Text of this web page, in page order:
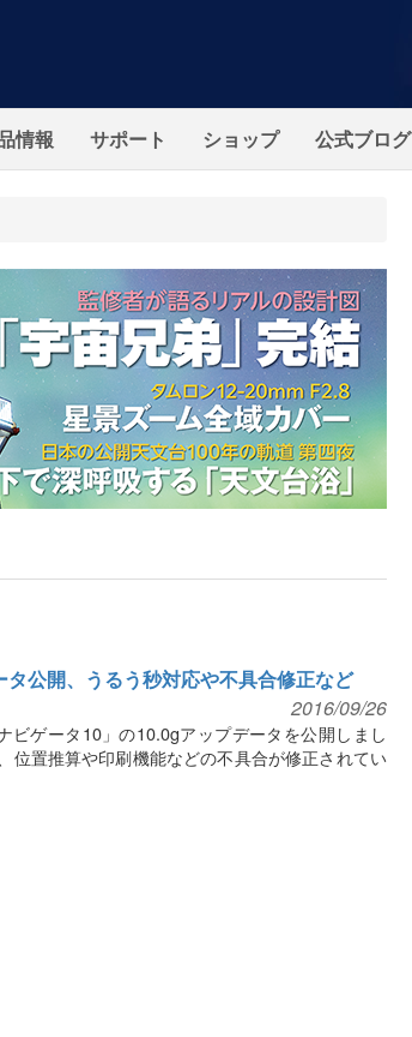
情報 サポート ショップ 公式ブログ
タ公開、うるう秒対応や不具合修正など
2016/09/26
ゲータ10」の10.0gアップデータを公開しまし
位置推算や印刷機能などの不具合が修正されてい